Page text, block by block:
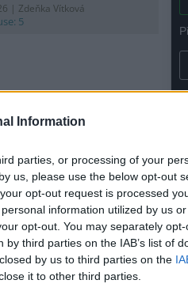
Information
parties, or processing of your
us, please use the below opt-out
opt-out request is processed
information utilized by us
opt-out. You may separately
third parties on the IAB’s list of
by us to third parties on the
it to other third parties.
| Zdeňka Vítková
5